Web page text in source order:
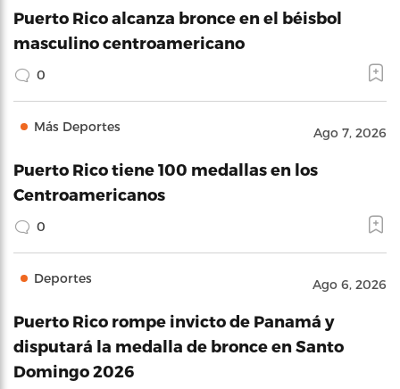
Puerto Rico alcanza bronce en el béisbol
masculino centroamericano
0
Más Deportes Ago 7, 2026
Puerto Rico tiene 100 medallas en los
Centroamericanos
0
Deportes Ago 6, 2026
Puerto Rico rompe invicto de Panamá y
disputará la medalla de bronce en Santo
Domingo 2026